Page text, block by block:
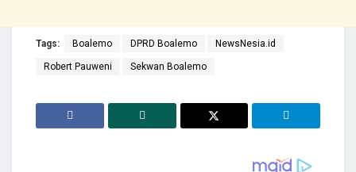
Tags: Boalemo DPRD Boalemo NewsNesia.id
Robert Pauweni Sekwan Boalemo